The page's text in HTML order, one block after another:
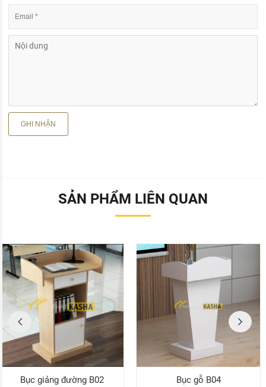
SẢN PHẨM LIÊN QUAN
Bục giảng đường B02 Bục gỗ B04